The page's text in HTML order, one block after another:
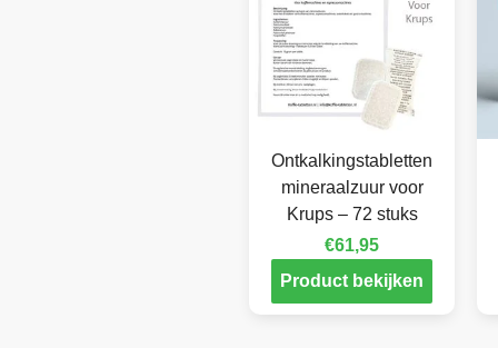
Ontkalkingstabletten
mineraalzuur voor
Krups – 72 stuks
€61,95
Product bekijken